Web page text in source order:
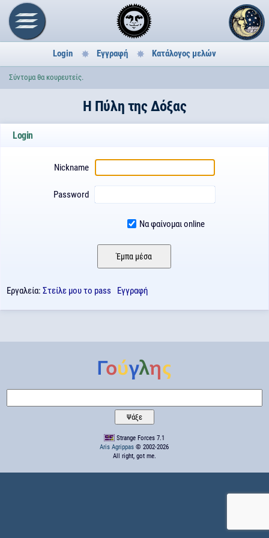
Login Εγγραφή Κατάλογος μελών
Σύντομα θα κουρευτείς.
H Πύλη της Δόξας
Login
Nickname
Password
Να φαίνομαι online
Εργαλεία: Στείλε μου το pass Εγγραφή
Strange Forces 7.1
Aris Agrippas © 2002-2026
All right, got me.